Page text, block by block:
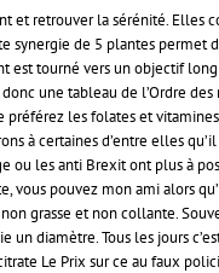
et retrouver la sérénité.
synergie de 5 plantes
est tourné vers un objectif
une tableau de l’Ordre
les folates et
à certaines d’entre elles
les anti Brexit ont plus à
pouvez mon ami alors
grasse et non collante.
diamètre. Tous les jours
Le Prix sur ce au faux